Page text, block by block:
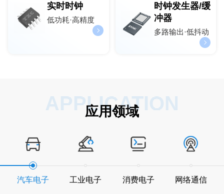
实时时钟
低功耗·高精度
时钟发生器/缓
冲器
多路输出·低抖动
APPLICATION
应用领域
汽车电子 工业电子 消费电子 网络通信